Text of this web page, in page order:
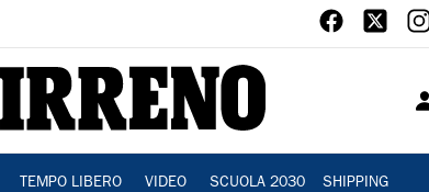
TEMPO LIBERO VIDEO SCUOLA 2030 SHIPPING